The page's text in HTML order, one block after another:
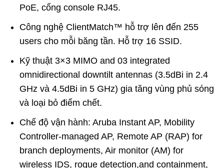
PoE, cổng console RJ45.
Công nghệ ClientMatch™ hỗ trợ lên đến 255
users cho mỗi băng tần. Hỗ trợ 16 SSID.
Kỹ thuật 3×3 MIMO and 03 integrated
omnidirectional downtilt antennas (3.5dBi in 2.4
GHz và 4.5dBi in 5 GHz) gia tăng vùng phủ sóng
và loại bỏ điểm chết.
Chế độ vận hành: Aruba Instant AP, Mobility
Controller-managed AP, Remote AP (RAP) for
branch deployments, Air monitor (AM) for
wireless IDS, rogue detection,and containment,